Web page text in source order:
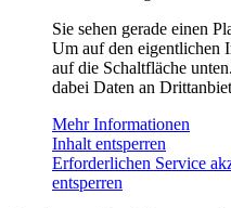
Sie sehen gerade einen
Um auf den eigentlichen
auf die Schaltfläche
dabei Daten an
Mehr Informationen
Inhalt entsperren
Erforderlichen Service
entsperren